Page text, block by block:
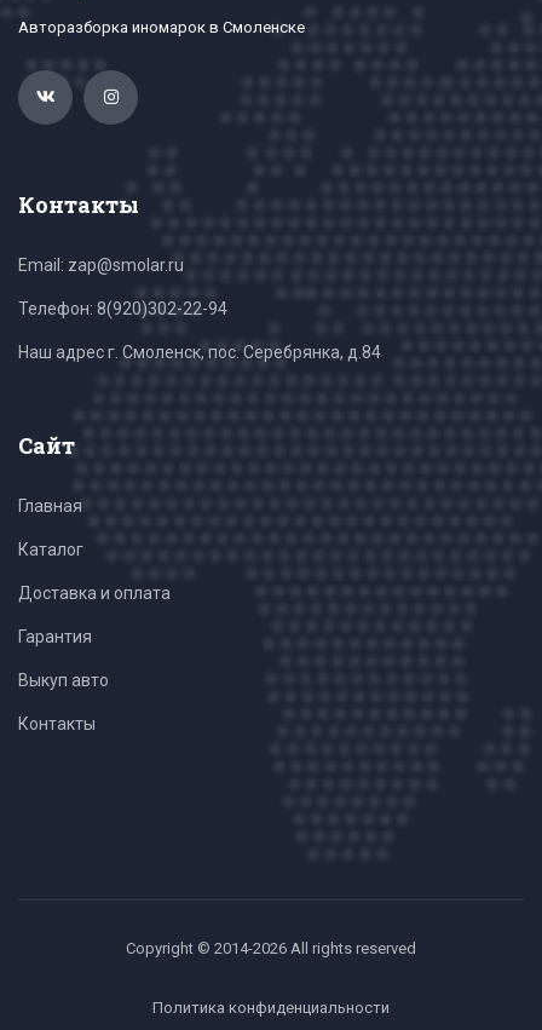
Авторазборка иномарок в Смоленске
Контакты
Email: zap@smolar.ru
Телефон: 8(920)302-22-94
Наш адрес г. Смоленск, пос. Серебрянка, д.84
Сайт
Главная
Каталог
Доставка и оплата
Гарантия
Выкуп авто
Контакты
Copyright © 2014-2026 All rights reserved
Политика конфиденциальности